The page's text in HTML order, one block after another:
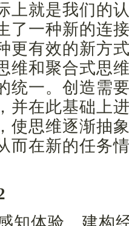
上就是我们的
了一种新的连
更有效的新方
维和聚合式思
统一。创造需
并在此基础上
使思维逐渐抽
而在新的任务
知体验、建构